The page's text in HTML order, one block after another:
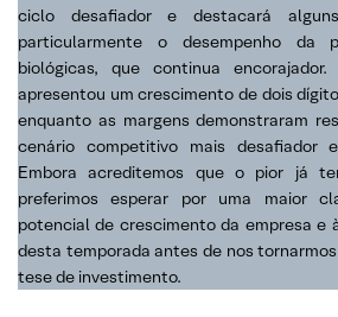
ciclo desafiador e destacará
particularmente o desempenho da
biológicas, que continua
apresentou um crescimento de dois
enquanto as margens demonstraram
cenário competitivo mais desafiador
Embora acreditemos que o pior já
preferimos esperar por uma maior
potencial de crescimento da empresa e
desta temporada antes de nos
tese de investimento.